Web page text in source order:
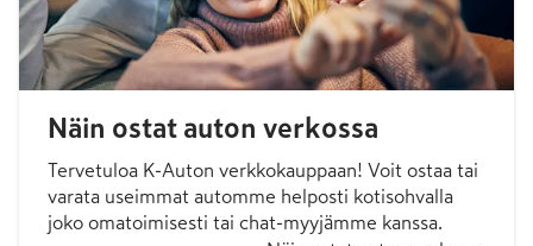
Näin ostat auton verkossa
Tervetuloa K-Auton verkkokauppaan! Voit ostaa tai
varata useimmat automme helposti kotisohvalla
joko omatoimisesti tai chat-myyjämme kanssa.